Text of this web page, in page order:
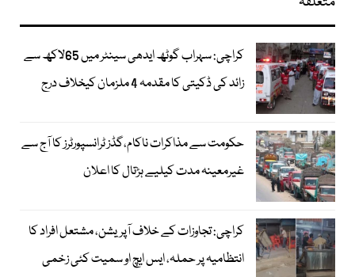
کراچی: سہراب گوٹھ ایدھی سینٹر میں 65لاکھ سے
زائد کی ڈکیتی کا مقدمہ 4 ملزمان کیخلاف درج
حکومت سے مذاکرات ناکام،گڈز ٹرانسپورٹرز کا آج سے
غیرمعینہ مدت کیلیے ہڑتال کا اعلان
کراچی: تجاوزات کے خلاف آپریشن، مشتعل افراد کا
انتظامیہ پر حملہ، ایس ایچ او سمیت کئی زخمی